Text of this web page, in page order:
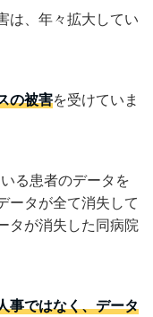
は、年々拡大してい
の被害を受けていま
る患者のデータを
ータが全て消失して
タが消失した同病院
事ではなく、データ